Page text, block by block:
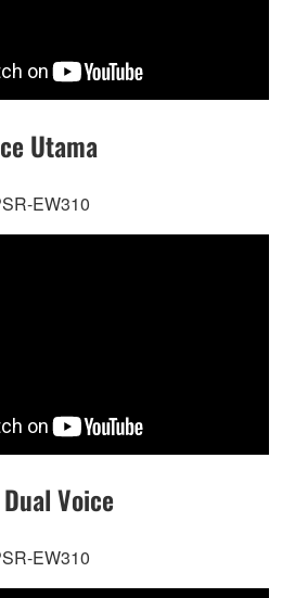
Utama
EW310
Voice
EW310